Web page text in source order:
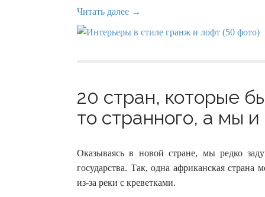
Читать далее →
20 стран, которые
то странного, а мы
Оказываясь в новой стране, мы редко
государства. Так, одна африканская
из-за реки с креветками.